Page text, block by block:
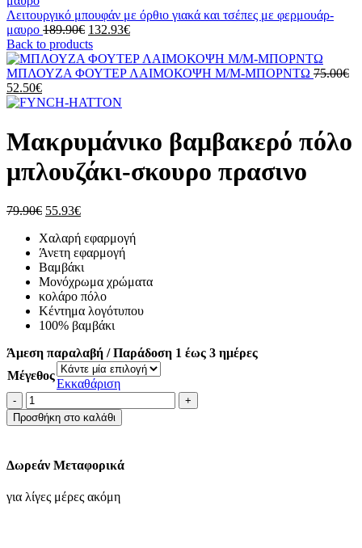
Λειτουργικό μπουφάν με όρθιο γιακά και τσέπες με φερμουάρ-
μαυρο 189.90€ Original
price
was:
189.90€.
132.93€Η
τιμή
είναι:
Back to products
ΜΠΛΟΥΖΑ ΦΟΥΤΕΡ ΛΑΙΜΟΚΟΨΗ M/M-ΜΠΟΡΝΤΩ 75.00€
52.50€Η
τρέχουσα
52.50€.
Μακρυμάνικο βαμβακερό πόλο
μπλουζάκι-σκουρο πρασινο
79.90€ Original
was:
79.90€.
55.93€Η
τιμή
είναι:
55.93€.
Χαλαρή εφαρμογή
Άνετη εφαρμογή
Βαμβάκι
Μονόχρωμα χρώματα
κολάρο πόλο
Κέντημα λογότυπου
100% βαμβάκι
Άμεση παραλαβή / Παράδοση 1 έως 3 ημέρες
Μέγεθος
Εκκαθάριση
Μακρυμάνικο
βαμβακερό
πόλο
σκουρο
πρασινο
Προσθήκη στο καλάθι
Δωρεάν Μεταφορικά
για λίγες μέρες ακόμη